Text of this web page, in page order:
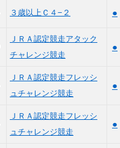
３歳以上Ｃ４−２ ●
ＪＲＡ認定競走アタック
チャレンジ競走
●
ＪＲＡ認定競走フレッシ
ュチャレンジ競走
●
ＪＲＡ認定競走フレッシ
ュチャレンジ競走
●